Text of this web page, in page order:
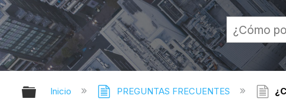
Expandir/contraer jerarquía global
Inicio PREGUNTAS FRECUENTES